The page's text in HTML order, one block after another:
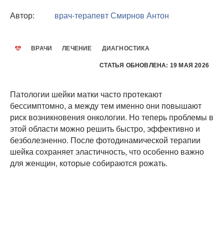
Автор:
врач-терапевтСмирнов Антон
ВРАЧИ ЛЕЧЕНИЕ ДИАГНОСТИКА
СТАТЬЯ ОБНОВЛЕНА: 19 МАЯ 2026
Патологии шейки матки часто протекают
бессимптомно, а между тем именно они повышают
риск возникновения онкологии. Но теперь проблемы в
этой области можно решить быстро, эффективно и
безболезненно. После фотодинамической терапии
шейка сохраняет эластичность, что особенно важно
для женщин, которые собираются рожать.